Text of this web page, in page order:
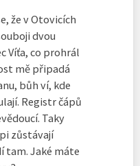
že v Otovicích
dvou
Víťa, co prohrál
mě připadá
bůh ví, kde
Registr čápů
Taky
zůstávají
tam. Jaké máte